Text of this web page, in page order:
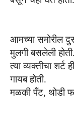
आमच्या समोरील
मुलगीबसलेली होती.
त्या व्यक्तीचाशर्ट
गायबहोती.
मळकी पँट, थोडी